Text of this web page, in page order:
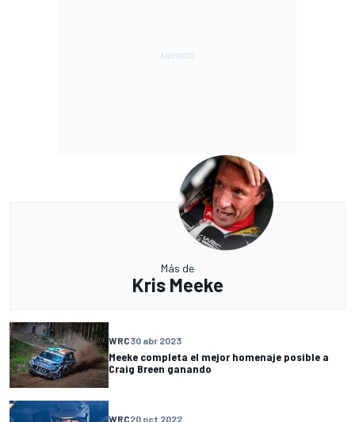
Más de
Kris Meeke
WRC30 abr 2023
Meeke completa el mejor homenaje posible a
Craig Breen ganando
WRC20 oct 2022